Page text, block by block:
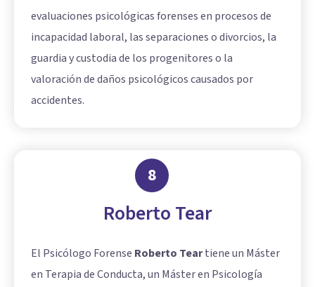
evaluaciones psicológicas forenses en procesos de
incapacidad laboral, las separaciones o divorcios, la
guardia y custodia de los progenitores o la
valoración de daños psicológicos causados por
accidentes.
8
Roberto Tear
El Psicólogo Forense Roberto Teartiene un Máster
en Terapia de Conducta, un Máster en Psicología